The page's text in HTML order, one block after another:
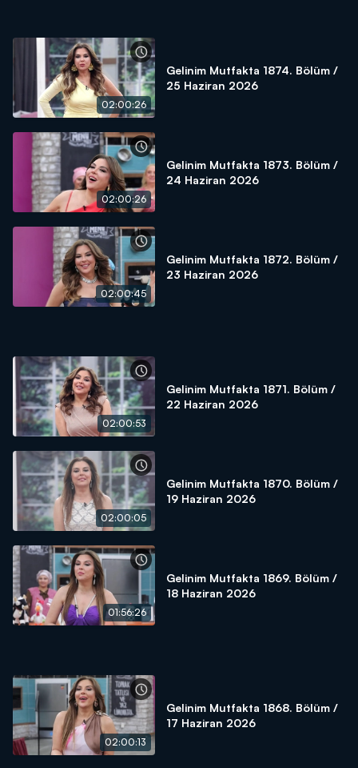
02:00:26
Gelinim Mutfakta 1874. Bölüm /
25 Haziran 2026
02:00:26
Gelinim Mutfakta 1873. Bölüm /
24 Haziran 2026
02:00:45
Gelinim Mutfakta 1872. Bölüm /
23 Haziran 2026
02:00:53
Gelinim Mutfakta 1871. Bölüm /
22 Haziran 2026
02:00:05
Gelinim Mutfakta 1870. Bölüm /
19 Haziran 2026
01:56:26
Gelinim Mutfakta 1869. Bölüm /
18 Haziran 2026
02:00:13
Gelinim Mutfakta 1868. Bölüm /
17 Haziran 2026